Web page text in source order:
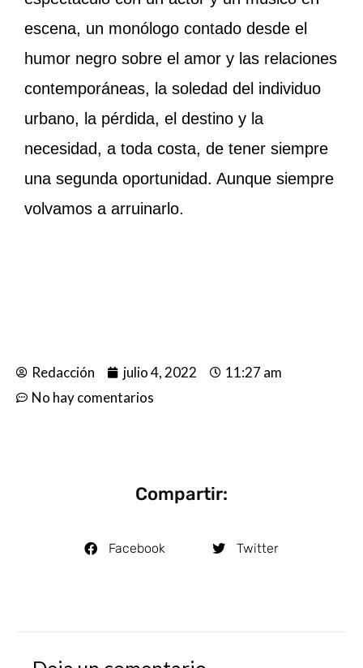
escena, un monólogo contado desde el
humor negro sobre el amor y las relaciones
contemporáneas, la soledad del individuo
urbano, la pérdida, el destino y la
necesidad, a toda costa, de tener siempre
una segunda oportunidad. Aunque siempre
volvamos a arruinarlo.
Redacción julio 4, 2022
11:27 am
No hay comentarios
Compartir:
Facebook Twitter